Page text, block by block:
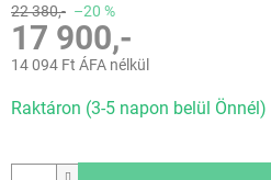
22 380,- –20 %
17 900,-
14 094 Ft ÁFA nélkül
Raktáron (3-5 napon belül Önnél)